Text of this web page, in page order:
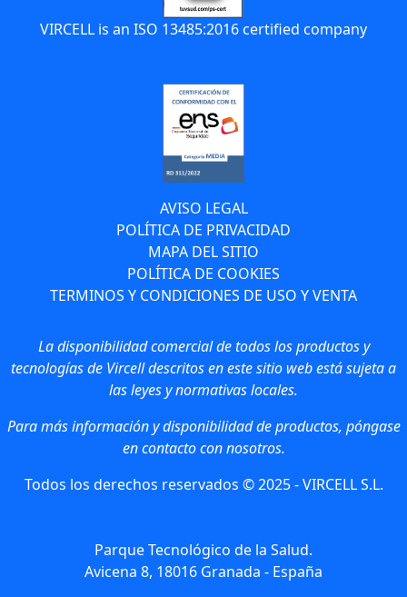
VIRCELL is an ISO 13485:2016 certified company
AVISO LEGAL
POLÍTICA DE PRIVACIDAD
MAPA DEL SITIO
POLÍTICA DE COOKIES
TERMINOS Y CONDICIONES DE USO Y VENTA
La disponibilidad comercial de todos los productos y
tecnologías de Vircell descritos en este sitio web está sujeta a
las leyes y normativas locales.
Para más información y disponibilidad de productos, póngase
en contacto con nosotros.
Todos los derechos reservados © 2025 - VIRCELL S.L.
Parque Tecnológico de la Salud.
Avicena 8, 18016 Granada - España